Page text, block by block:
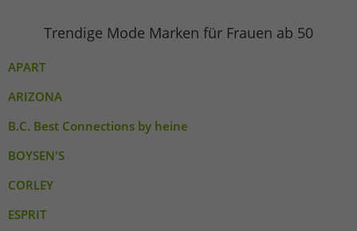
Trendige Mode Marken für Frauen ab 50
APART
ARIZONA
B.C. Best Connections by heine
BOYSEN'S
CORLEY
ESPRIT